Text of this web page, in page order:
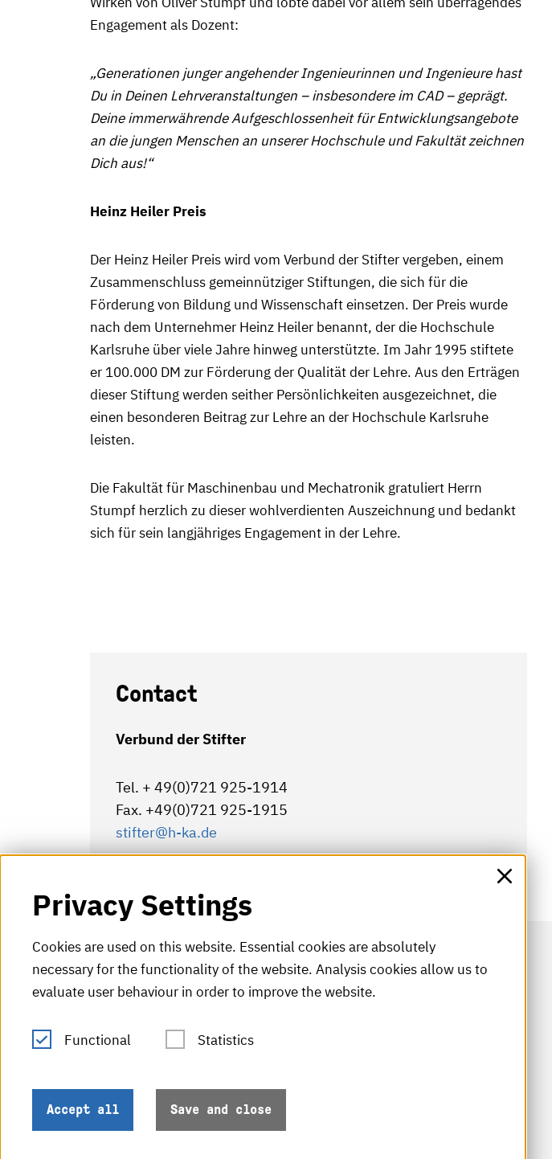
Engagement als Dozent:
„Generationen junger angehender Ingenieurinnen und Ingenieure hast
Du in Deinen Lehrveranstaltungen – insbesondere im CAD – geprägt.
Deine immerwährende Aufgeschlossenheit für Entwicklungsangebote
an die jungen Menschen an unserer Hochschule und Fakultät zeichnen
Dich aus!“
Heinz Heiler Preis
Der Heinz Heiler Preis wird vom Verbund der Stifter vergeben, einem
Zusammenschluss gemeinnütziger Stiftungen, die sich für die
Förderung von Bildung und Wissenschaft einsetzen. Der Preis wurde
nach dem Unternehmer Heinz Heiler benannt, der die Hochschule
Karlsruhe über viele Jahre hinweg unterstützte. Im Jahr 1995 stiftete
er 100.000 DM zur Förderung der Qualität der Lehre. Aus den Erträgen
dieser Stiftung werden seither Persönlichkeiten ausgezeichnet, die
einen besonderen Beitrag zur Lehre an der Hochschule Karlsruhe
leisten.
Die Fakultät für Maschinenbau und Mechatronik gratuliert Herrn
Stumpf herzlich zu dieser wohlverdienten Auszeichnung und bedankt
sich für sein langjähriges Engagement in der Lehre.
Contact
Verbund der Stifter
Tel. + 49(0)721 925-1914
Fax. +49(0)721 925-1915
stifter@h-ka.de
Tel.: +49 (0)721 925-0
Privacy Settings
Cookies are used on this website. Essential cookies are absolutely
necessary for the functionality of the website. Analysis cookies allow us to
evaluate user behaviour in order to improve the website.
Functional Statistics
Accept all Save and close